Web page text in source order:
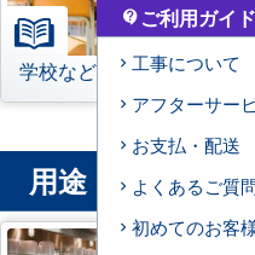
学校などの教育機関 宿
用途 から業務
contact_support ご利用ガイド
工事について
アフターサー
お支払・配送
よくあるご質
初めてのお客